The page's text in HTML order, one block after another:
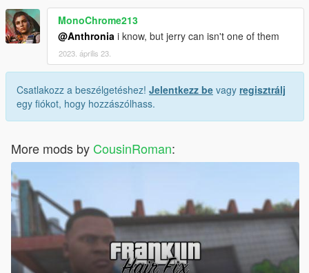
MonoChrome213
@Anthronia i know, but jerry can isn't one of them
2023. április 23.
Csatlakozz a beszélgetéshez! Jelentkezz be vagy regisztrálj
egy fiókot, hogy hozzászólhass.
More mods by CousinRoman: